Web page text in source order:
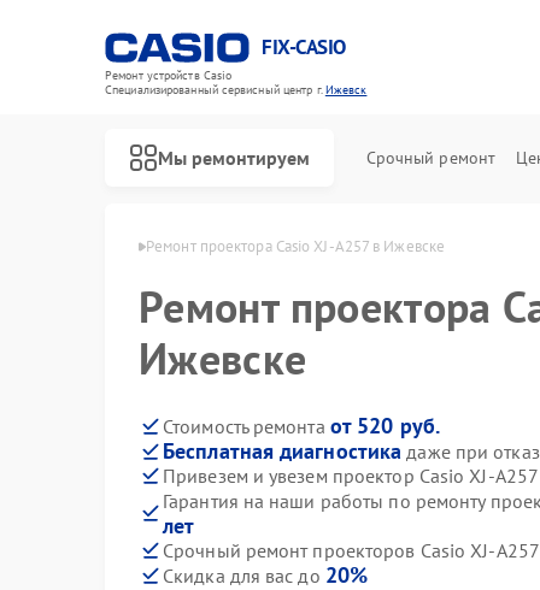
FIX-CASIO
Ремонт устройств Casio
Специализированный cервисный центр г.Ижевск
Мы ремонтируем Срочный ремонт
Casio в Ижевске Ремонт проектора Casio XJ-A257 в Ижевске
Ремонт проектора
Ижевске
Стоимость ремонта от 520 руб.
Бесплатная диагностика даже при
Привезем и увезем проектор Casio XJ-
Гарантия на наши работы по ремонту
лет
Срочный ремонт проекторов Casio XJ-A257
Скидка для вас до 20%